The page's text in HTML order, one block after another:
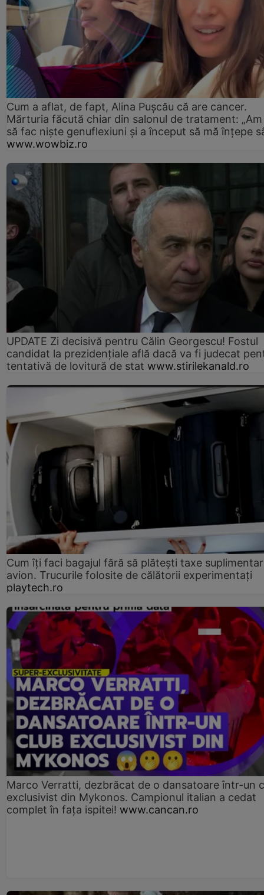
Cum a aflat, de fapt, Alina Pușcău că are cancer.
Mărturia făcută chiar din salonul de tratament:
să fac niște genuflexiuni și a început să mă înțepe
www.wowbiz.ro
UPDATE Zi decisivă pentru Călin Georgescu! Fostul
candidat la prezidențiale află dacă va fi judecat
tentativă de lovitură de stat www.stirilekanald.ro
Cum îți faci bagajul fără să plătești taxe
avion. Trucurile folosite de călătorii experimentați
playtech.ro
Marco Verratti, dezbrăcat de o dansatoare într-un
exclusivist din Mykonos. Campionul italian a cedat
complet în fața ispitei! www.cancan.ro